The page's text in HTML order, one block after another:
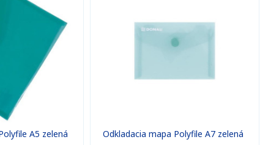
A5 zelená Odkladacia mapa Polyfile A7 zelená